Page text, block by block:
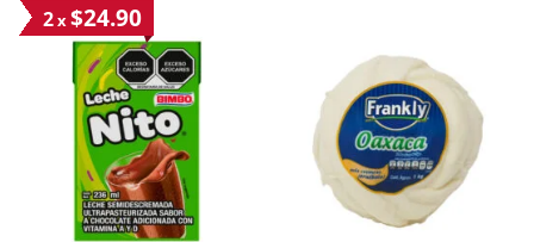
2x $24.90